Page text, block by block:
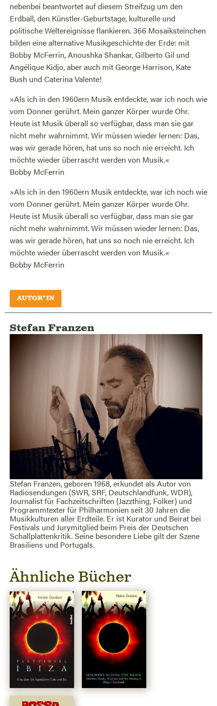
nebenbei beantwortet auf diesem Streifzug um den
Erdball, den Künstler-Geburtstage, kulturelle und
politische Weltereignisse flankieren. 366 Mosaiksteinchen
bilden eine alternative Musikgeschichte der Erde: mit
Bobby McFerrin, Anoushka Shankar, Gilberto Gil und
Angélique Kidjo, aber auch mit George Harrison, Kate
Bush und Caterina Valente!
»Als ich in den 1960ern Musik entdeckte, war ich noch wie
vom Donner gerührt. Mein ganzer Körper wurde Ohr.
Heute ist Musik überall so verfügbar, dass man sie gar
nicht mehr wahrnimmt. Wir müssen wieder lernen: Das,
was wir gerade hören, hat uns so noch nie erreicht. Ich
möchte wieder überrascht werden von Musik.«
Bobby McFerrin
»Als ich in den 1960ern Musik entdeckte, war ich noch wie
vom Donner gerührt. Mein ganzer Körper wurde Ohr.
Heute ist Musik überall so verfügbar, dass man sie gar
nicht mehr wahrnimmt. Wir müssen wieder lernen: Das,
was wir gerade hören, hat uns so noch nie erreicht. Ich
möchte wieder überrascht werden von Musik.«
Bobby McFerrin
AUTOR*IN
Stefan Franzen
Stefan Franzen, geboren 1968, erkundet als Autor von
Radiosendungen (SWR, SRF, Deutschlandfunk, WDR),
Journalist für Fachzeitschriften (Jazzthing, Folker) und
Programmtexter für Philharmonien seit 30 Jahren die
Musikkulturen aller Erdteile. Er ist Kurator und Beirat bei
Festivals und Jurymitglied beim Preis der Deutschen
Schallplattenkritik. Seine besondere Liebe gilt der Szene
Brasiliens und Portugals.
Ähnliche Bücher